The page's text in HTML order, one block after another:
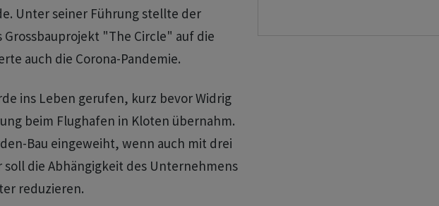
Unter seiner Führung stellte der
Grossbauprojekt "The Circle" auf die
auch die Corona-Pandemie.
ins Leben gerufen, kurz bevor Widrig
beim Flughafen in Kloten übernahm.
Bau eingeweiht, wenn auch mit drei
soll die Abhängigkeit des Unternehmens
reduzieren.